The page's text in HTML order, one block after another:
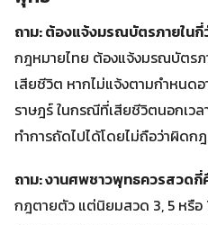
ถาม: ต้องแจ้งมรณบัตรภายใน
กฎหมายไทย ต้องแจ้งมรณบัตรภ
เสียชีวิต หากไม่แจ้งตามกำหนด
ราษฎร์ ในกรณีที่เสียชีวิตนอกเวล
ทำการถัดไปได้โดยไม่ถือว่าผิดก
ถาม: งานศพชาวพุทธควรสวดกี่
กฎตายตัว แต่นิยมสวด 3, 5 หรือ